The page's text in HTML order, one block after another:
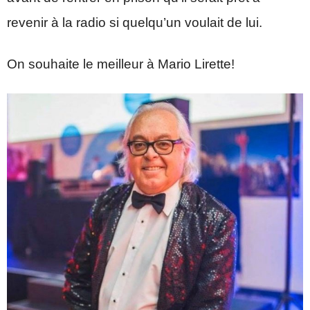
revenir à la radio si quelqu’un voulait de lui.
On souhaite le meilleur à Mario Lirette!